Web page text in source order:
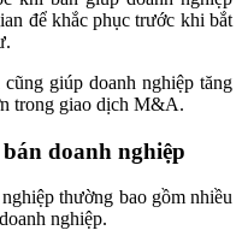
để khắc phục trước khi bắt
giúp doanh nghiệp tăng
trong giao dịch M&A.
doanh nghiệp
thường bao gồm nhiều
nghiệp.